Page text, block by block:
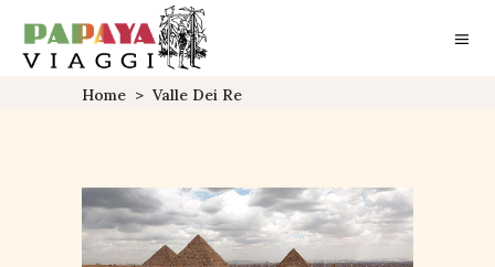
Home > Valle Dei Re